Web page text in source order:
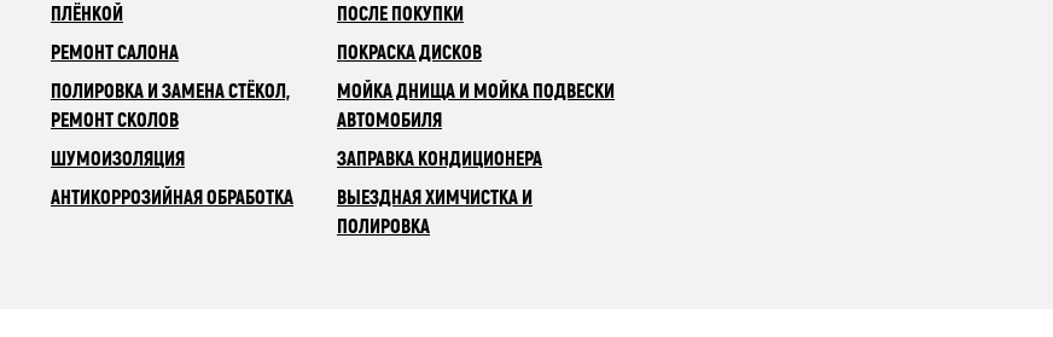
ПЛЁНКОЙ
ПОСЛЕ ПОКУПКИ
РЕМОНТ САЛОНА
ПОКРАСКА ДИСКОВ
ПОЛИРОВКА И ЗАМЕНА СТЁКОЛ,
РЕМОНТ СКОЛОВ
МОЙКА ДНИЩА И МОЙКА ПОДВЕСКИ
АВТОМОБИЛЯ
ШУМОИЗОЛЯЦИЯ
ЗАПРАВКА КОНДИЦИОНЕРА
АНТИКОРРОЗИЙНАЯ ОБРАБОТКА
ВЫЕЗДНАЯ ХИМЧИСТКА И
ПОЛИРОВКА